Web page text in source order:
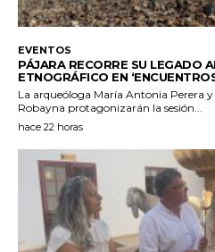
EVENTOS
PÁJARA RECORRE SU LEGADO
ETNOGRÁFICO EN
La arqueóloga María Antonia Perera
Robayna protagonizarán la sesión...
hace 22 horas